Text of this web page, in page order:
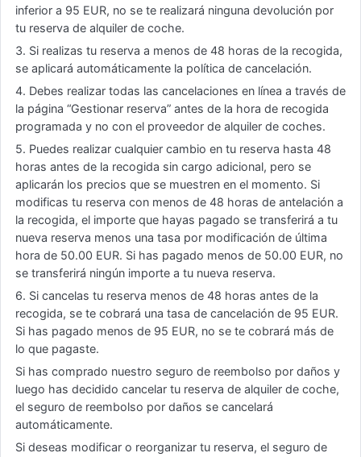
inferior a 95 EUR, no se te realizará ninguna devolución por
tu reserva de alquiler de coche.
3. Si realizas tu reserva a menos de 48 horas de la recogida,
se aplicará automáticamente la política de cancelación.
4. Debes realizar todas las cancelaciones en línea a través de
la página “Gestionar reserva” antes de la hora de recogida
programada y no con el proveedor de alquiler de coches.
5. Puedes realizar cualquier cambio en tu reserva hasta 48
horas antes de la recogida sin cargo adicional, pero se
aplicarán los precios que se muestren en el momento. Si
modificas tu reserva con menos de 48 horas de antelación a
la recogida, el importe que hayas pagado se transferirá a tu
nueva reserva menos una tasa por modificación de última
hora de 50.00 EUR. Si has pagado menos de 50.00 EUR, no
se transferirá ningún importe a tu nueva reserva.
6. Si cancelas tu reserva menos de 48 horas antes de la
recogida, se te cobrará una tasa de cancelación de 95 EUR.
Si has pagado menos de 95 EUR, no se te cobrará más de
lo que pagaste.
Si has comprado nuestro seguro de reembolso por daños y
luego has decidido cancelar tu reserva de alquiler de coche,
el seguro de reembolso por daños se cancelará
automáticamente.
Si deseas modificar o reorganizar tu reserva, el seguro de